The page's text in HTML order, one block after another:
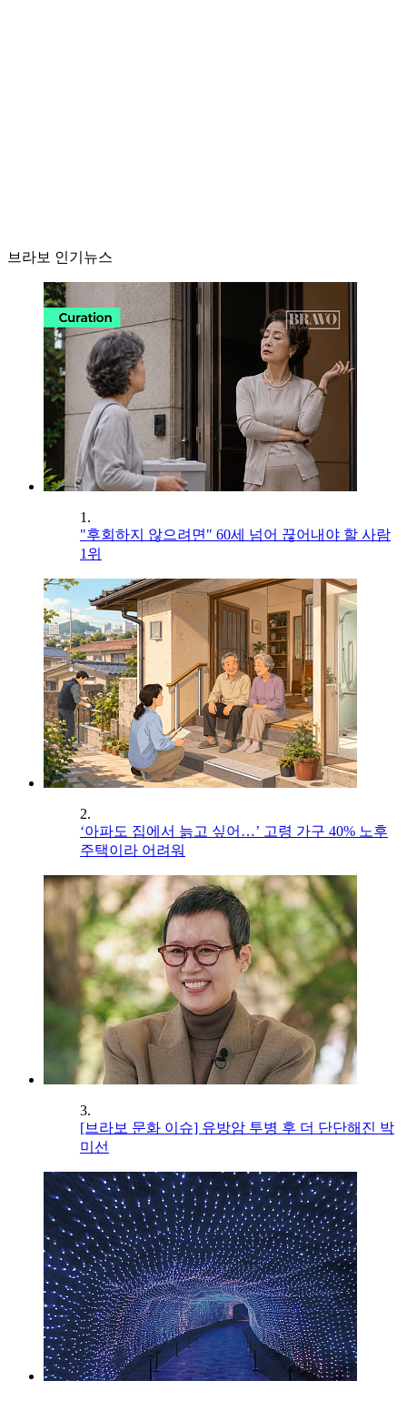
브라보 인기뉴스
1.
"후회하지 않으려면" 60세 넘어 끊어내야 할 사람
1위
2.
‘아파도 집에서 늙고 싶어…’ 고령 가구 40% 노후
주택이라 어려워
3.
[브라보 문화 이슈] 유방암 투병 후 더 단단해진 박
미선